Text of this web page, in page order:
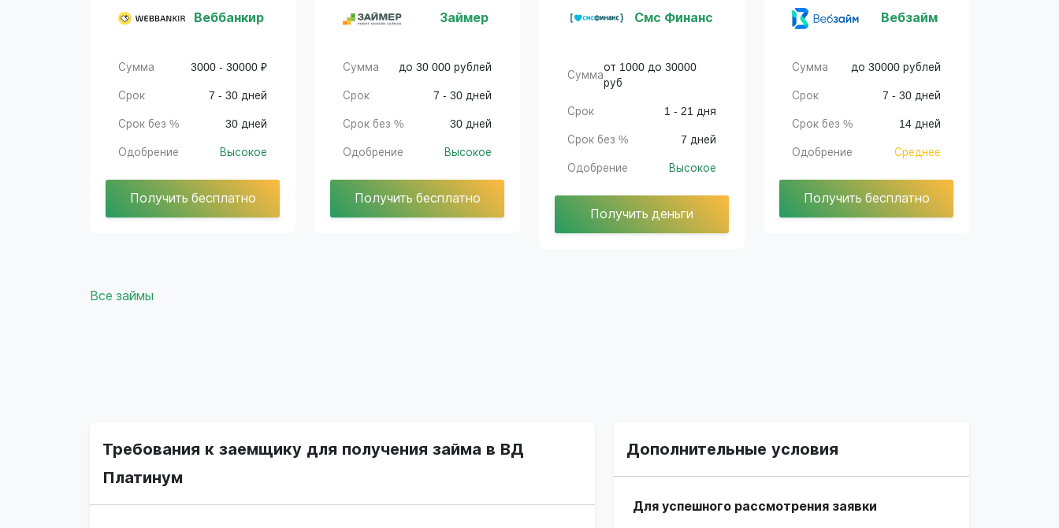
Веббанкир
Сумма 3000 - 30000 ₽
Срок 7 - 30 дней
Срок без % 30 дней
Одобрение Высокое
Получить бесплатно
Займер
Сумма до 30 000 рублей
Срок 7 - 30 дней
Срок без % 30 дней
Одобрение Высокое
Получить бесплатно
Смс Финанс
Сумма
от 1000 до 30000
руб
Срок 1 - 21 дня
Срок без % 7 дней
Одобрение Высокое
Получить деньги
Вебзайм
Сумма до 30000 рублей
Срок 7 - 30 дней
Срок без % 14 дней
Одобрение Среднее
Получить бесплатно
Все займы
Требования к заемщику для получения займа в ВД
Платинум
Дополнительные условия
Для успешного рассмотрения заявки